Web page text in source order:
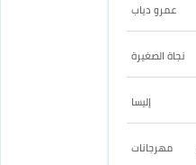
عمرو دياب
نجاة الصغيرة
إليسا
مهرجانات